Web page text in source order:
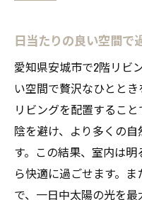
プライバシー
不審者の侵入
セキュリティ
安心して暮ら
防犯対策とデ
2階リビングがも
静かな時間を
日当たりの良い空間で
愛知県安城市で2階リビ
い空間で贅沢なひとと
リビングを配置するこ
陰を避け、より多くの
す。この結果、室内は
ら快適に過ごせます。
で、一日中太陽の光を